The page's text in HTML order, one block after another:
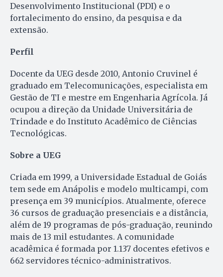
Desenvolvimento Institucional (PDI) e o
fortalecimento do ensino, da pesquisa e da
extensão.
Perfil
Docente da UEG desde 2010, Antonio Cruvinel é
graduado em Telecomunicações, especialista em
Gestão de TI e mestre em Engenharia Agrícola. Já
ocupou a direção da Unidade Universitária de
Trindade e do Instituto Acadêmico de Ciências
Tecnológicas.
Sobre a UEG
Criada em 1999, a Universidade Estadual de Goiás
tem sede em Anápolis e modelo multicampi, com
presença em 39 municípios. Atualmente, oferece
36 cursos de graduação presenciais e a distância,
além de 19 programas de pós-graduação, reunindo
mais de 13 mil estudantes. A comunidade
acadêmica é formada por 1.137 docentes efetivos e
662 servidores técnico-administrativos.